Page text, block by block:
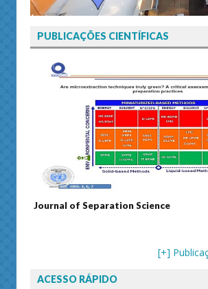
PUBLICAÇÕES CIENTÍFICAS
Sustainable Energy
[+]
ACESSO RÁPIDO